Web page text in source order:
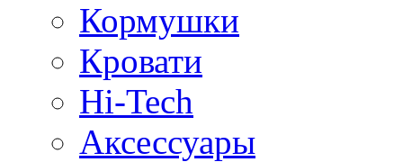
Кормушки
Кровати
Hi-Tech
Аксессуары